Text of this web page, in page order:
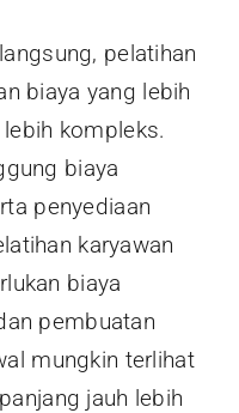
pelatihan
biaya yang lebih
kompleks.
biaya
penyediaan
karyawan
biaya
pembuatan
mungkin terlihat
jauh lebih